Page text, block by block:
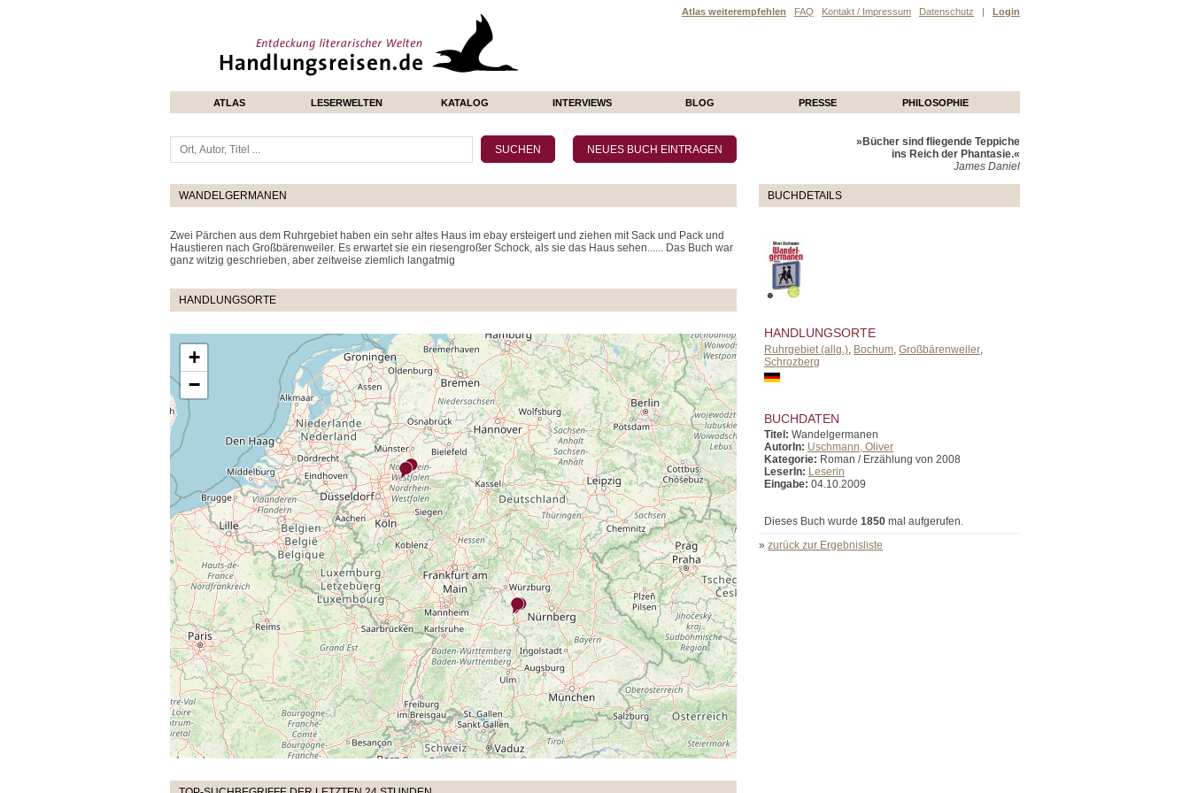
Atlas weiterempfehlen FAQ Kontakt / Impressum Datenschutz | Login
ATLAS LESERWELTEN KATALOG INTERVIEWS BLOG PRESSE PHILOSOPHIE
WANDELGERMANEN
Zwei Pärchen aus dem Ruhrgebiet haben ein sehr altes Haus im ebay ersteigert und ziehen mit Sack und Pack und
Haustieren nach Großbärenweiler. Es erwartet sie ein riesengroßer Schock, als sie das Haus sehen...... Das Buch war
ganz witzig geschrieben, aber zeitweise ziemlich langatmig
HANDLUNGSORTE
+
−
»Bücher sind fliegende Teppiche
ins Reich der Phantasie.«
James Daniel
BUCHDETAILS
HANDLUNGSORTE
Ruhrgebiet (allg.) Bochum Großbärenweiler
Schrozberg
BUCHDATEN
Titel: Wandelgermanen
AutorIn: Uschmann, Oliver
Kategorie: Roman / Erzählung von 2008
LeserIn: Leserin
Eingabe: 04.10.2009
Dieses Buch wurde 1850 mal aufgerufen.
» zurück zur Ergebnisliste